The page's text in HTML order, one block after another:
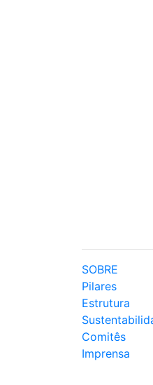
SOBRE
Pilares
Estrutura
Comitês
Imprensa